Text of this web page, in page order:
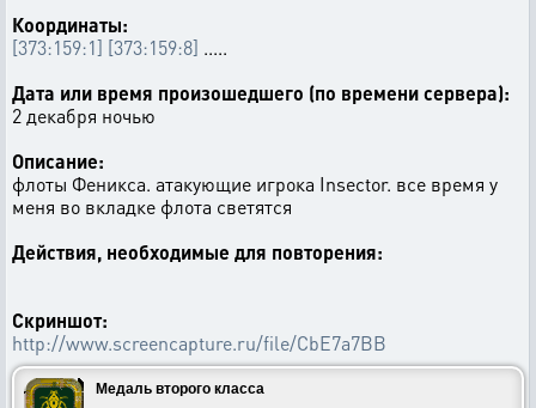
Координаты:
[373:159:1] [373:159:8] .....
Дата или время произошедшего (по времени сервера):
2 декабря ночью
Описание:
флоты Феникса. атакующие игрока Insector. все время у
меня во вкладке флота светятся
Действия, необходимые для повторения:
Скриншот:
http://www.screencapture.ru/file/CbE7a7BB
Медаль второго класса